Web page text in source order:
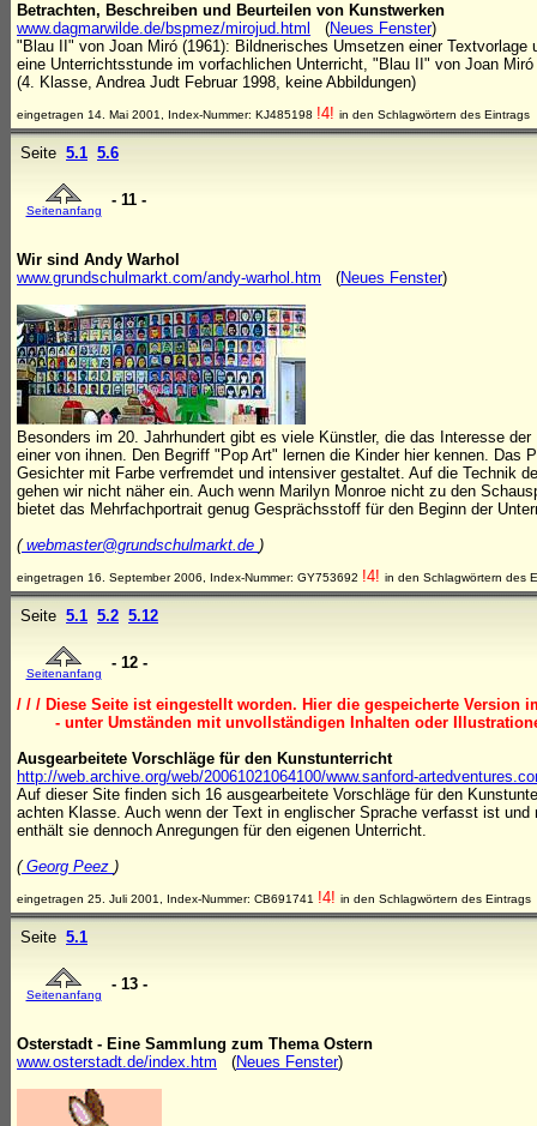
Betrachten, Beschreiben und Beurteilen von Kunstwerken
www.dagmarwilde.de/bspmez/mirojud.html
(Neues Fenster)
"Blau II" von Joan Miró (1961): Bildnerisches Umsetzen einer
eine Unterrichtsstunde im vorfachlichen Unterricht, "Blau II" von Joan Miró
(4. Klasse, Andrea Judt Februar 1998, keine Abbildungen)
eingetragen 14. Mai 2001, Index-Nummer: KJ485198 !4! in den Schlagwörtern des Eintrags
Seite 5.1 5.6
Seitenanfang
- 11 -
Wir sind Andy Warhol
www.grundschulmarkt.com/andy-warhol.htm (Neues Fenster)
Besonders im 20. Jahrhundert gibt es viele Künstler, die das Interesse
einer von ihnen. Den Begriff "Pop Art" lernen die Kinder hier kennen. Das
Gesichter mit Farbe verfremdet und intensiver gestaltet. Auf die Technik
gehen wir nicht näher ein. Auch wenn Marilyn Monroe nicht zu den
bietet das Mehrfachportrait genug Gesprächsstoff für den Beginn der
(webmaster@grundschulmarkt.de )
eingetragen 16. September 2006, Index-Nummer: GY753692 !4! in den Schlagwörtern des
Seite 5.1 5.2 5.12
Seitenanfang
- 12 -
/ / / Diese Seite ist eingestellt worden. Hier die gespeicherte Version
- unter Umständen mit unvollständigen Inhalten oder
Ausgearbeitete Vorschläge für den Kunstunterricht
http://web.archive.org/web/20061021064100/www.sanford-
Auf dieser Site finden sich 16 ausgearbeitete Vorschläge für den
achten Klasse. Auch wenn der Text in englischer Sprache verfasst ist
enthält sie dennoch Anregungen für den eigenen Unterricht.
(Georg Peez )
eingetragen 25. Juli 2001, Index-Nummer: CB691741 !4! in den Schlagwörtern des Eintrags
Seite 5.1
Seitenanfang
- 13 -
Osterstadt - Eine Sammlung zum Thema Ostern
www.osterstadt.de/index.htm (Neues Fenster)